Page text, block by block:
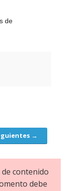
de
→
contenido
debe